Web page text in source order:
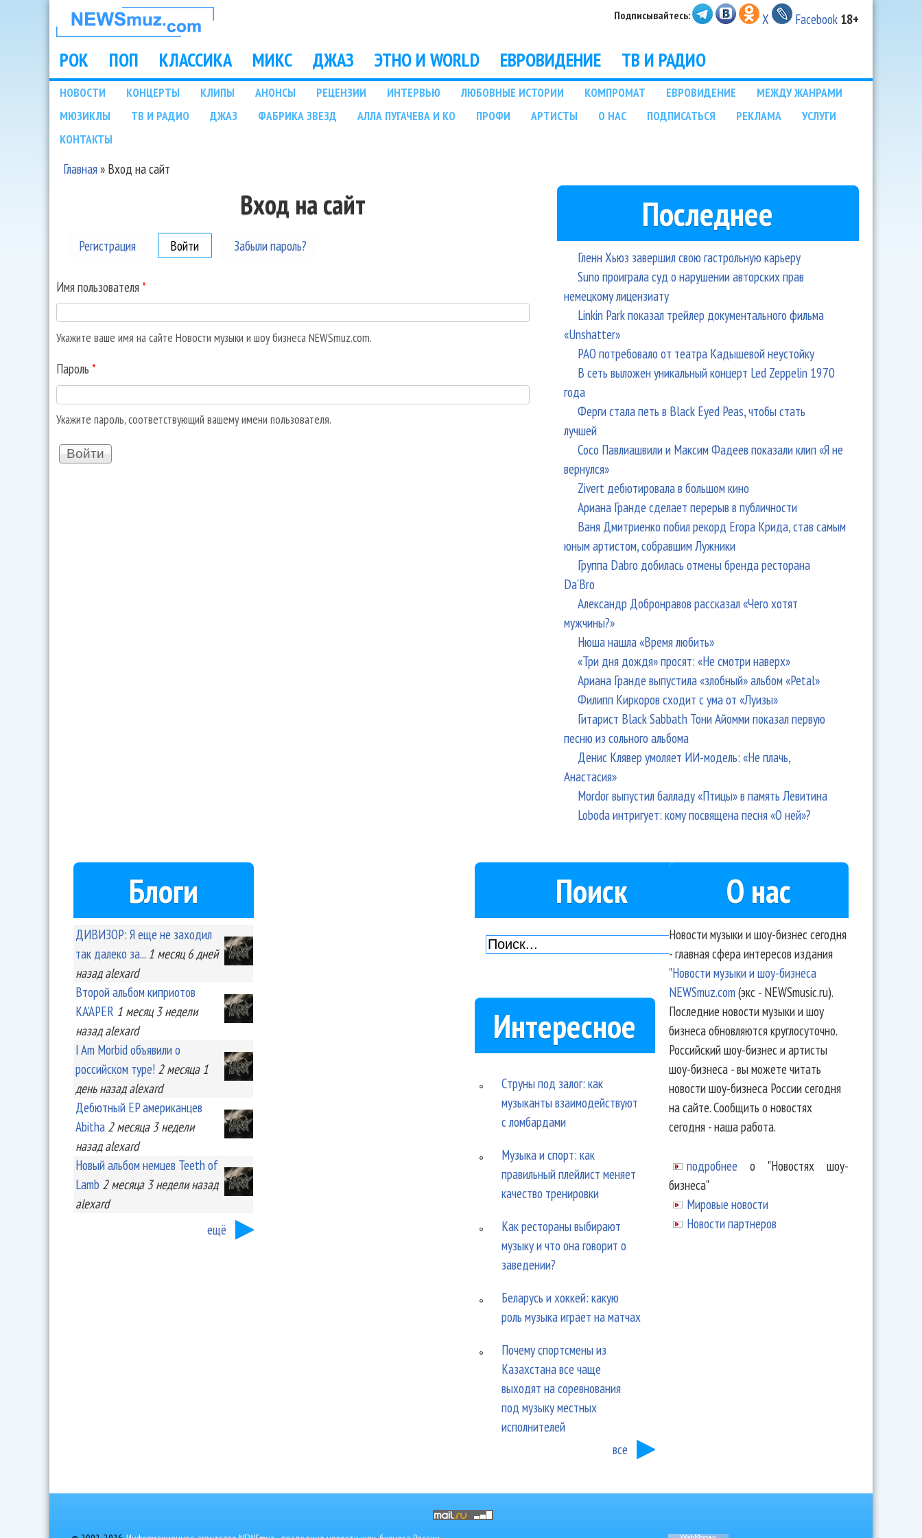
НОВОСТИ
МУЗЫКИ И
ШОУ БИЗНЕСА
NEWSMUZ.COM
Подписывайтесь: X Facebook 18+
Main menu
РОК ПОП КЛАССИКА МИКС ДЖАЗ ЭТНО И WORLD ЕВРОВИДЕНИЕ ТВ И РАДИО
Подразделы
НОВОСТИ КОНЦЕРТЫ КЛИПЫ АНОНСЫ РЕЦЕНЗИИ ИНТЕРВЬЮ ЛЮБОВНЫЕ ИСТОРИИ КОМПРОМАТ ЕВРОВИДЕНИЕ
МЕЖДУ ЖАНРАМИ
МЮЗИКЛЫ
ТВ И РАДИО ДЖАЗ ФАБРИКА ЗВЕЗД АЛЛА ПУГАЧЕВА И КО ПРОФИ АРТИСТЫ О НАС ПОДПИСАТЬСЯ РЕКЛАМА
УСЛУГИ
КОНТАКТЫ
Вы здесь
Главная» Вход на сайт
Вход на сайт
Регистрация Войти (активная вкладка)
Забыли пароль?
Имя пользователя *
Укажите ваше имя на сайте Новости музыки и шоу бизнеса NEWSmuz.com.
Пароль *
Укажите пароль, соответствующий вашему имени пользователя.
Последнее
Гленн Хьюз завершил свою гастрольную карьеру
Suno проиграла суд о нарушении авторских прав
немецкому лицензиату
Linkin Park показал трейлер документального фильма
«Unshatter»
РАО потребовало от театра Кадышевой неустойку
В сеть выложен уникальный концерт Led Zeppelin 1970
года
Ферги стала петь в Black Eyed Peas, чтобы стать
лучшей
Сосо Павлиашвили и Максим Фадеев показали клип «Я не
вернулся»
Zivert дебютировала в большом кино
Ариана Гранде сделает перерыв в публичности
Ваня Дмитриенко побил рекорд Егора Крида, став самым
юным артистом, собравшим Лужники
Группа Dabro добилась отмены бренда ресторана
Da'Bro
Александр Добронравов рассказал «Чего хотят
мужчины?»
Нюша нашла «Время любить»
«Три дня дождя» просят: «Не смотри наверх»
Ариана Гранде выпустила «злобный» альбом «Petal»
Филипп Киркоров сходит с ума от «Луизы»
Гитарист Black Sabbath Тони Айомми показал первую
песню из сольного альбома
Денис Клявер умоляет ИИ-модель: «Не плачь,
Анастасия»
Mordor выпустил балладу «Птицы» в память Левитина
Loboda интригует: кому посвящена песня «О ней»?
Блоги
ДИВИЗОР: Я еще не заходил
так далеко за... 1 месяц 6 дней
назад alexard
Второй альбом киприотов
KA'APER 1 месяц 3 недели
назад alexard
I Am Morbid объявили о
российском туре! 2 месяца 1
деньназад alexard
Дебютный EP американцев
Abitha 2 месяца 3 недели
назад alexard
Новый альбом немцев Teeth of
Lamb 2 месяца 3 неделиназад
alexard
ещё
Поиск
Интересное
Струны под залог: как
музыканты взаимодействуют
с ломбардами
Музыка и спорт: как
правильный плейлист меняет
качество тренировки
Как рестораны выбирают
музыку и что она говорит о
заведении?
Беларусь и хоккей: какую
роль музыка играет на матчах
Почему спортсмены из
Казахстана все чаще
выходят на соревнования
под музыку местных
исполнителей
все
О нас
Новости музыки и шоу-бизнес сегодня
- главная сфера интересов издания
"Новости музыки и шоу-бизнеса
NEWSmuz.com(экс - NEWSmusic.ru).
Последние новости музыки и шоу
бизнеса обновляются круглосуточно.
Российский шоу-бизнес и артисты
шоу-бизнеса - вы можете читать
новости шоу-бизнеса России сегодня
на сайте. Сообщить о новостях
сегодня - наша работа.
подробнее о "Новостях шоу-
бизнеса"
Мировые новости
Новости партнеров